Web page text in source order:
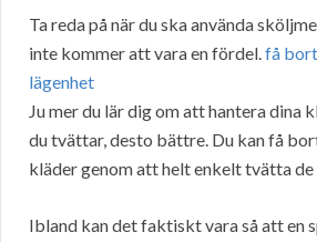
Ta reda på när du ska använda
inte kommer att vara en fördel.få
lägenhet
Ju mer du lär dig om att hantera dina
du tvättar, desto bättre. Du kan få
kläder genom att helt enkelt tvätta
Ibland kan det faktiskt vara så att en